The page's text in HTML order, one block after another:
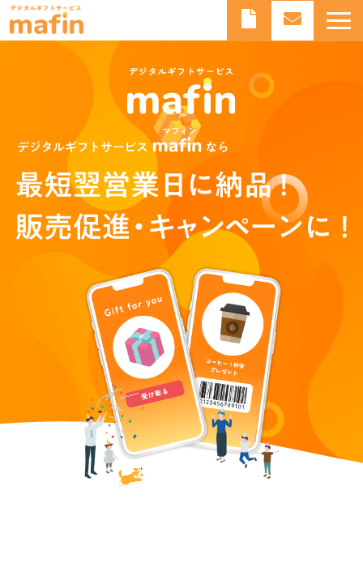
デジタルギフトサービスmafinとは
よくあるご質問
導入事例
お知らせ